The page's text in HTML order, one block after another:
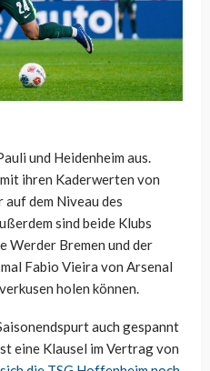
und Heidenheim aus.
ihren Kaderwerten von
dem Niveau des
sind beide Klubs
Werder Bremen und der
Fabio Vieira von Arsenal
holen können.
auch gespannt
eine Klausel im Vertrag von